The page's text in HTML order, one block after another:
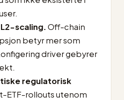
scaling.Off-chain
betyr mer som
driver gebyrer
regulatorisk
ETF-rollouts utenom